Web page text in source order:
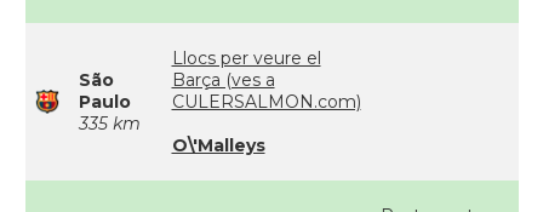
São
Paulo
335 km
Llocs per veure el
Barça (ves a
CULERSALMON.com)
O\'Malleys